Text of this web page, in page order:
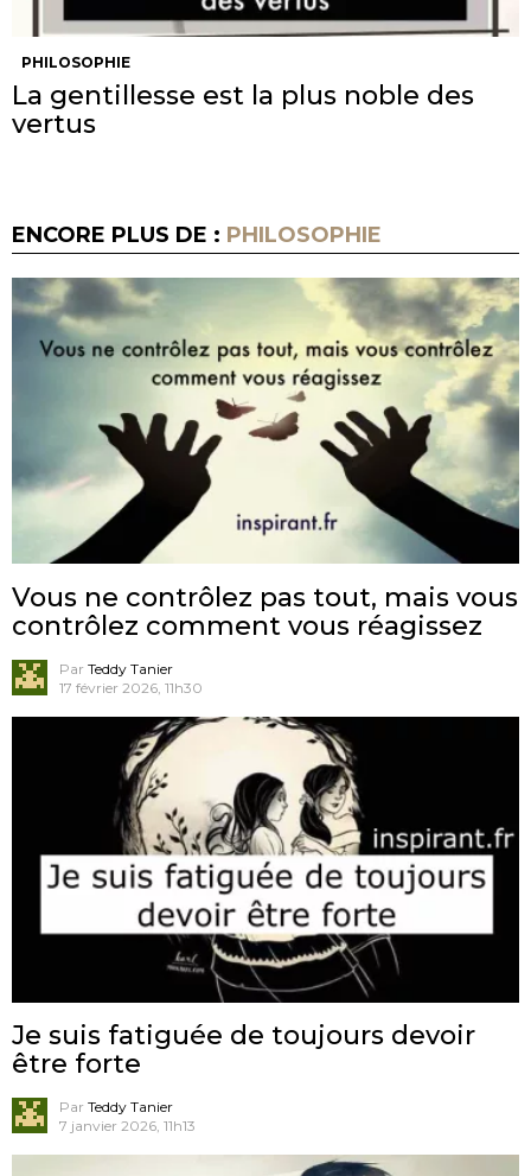
PHILOSOPHIE
La gentillesse est la plus noble des
vertus
ENCORE PLUS DE : PHILOSOPHIE
Vous ne contrôlez pas tout, mais vous
contrôlez comment vous réagissez
Par Teddy Tanier
17 février 2026, 11h30
Je suis fatiguée de toujours devoir
être forte
Par Teddy Tanier
7 janvier 2026, 11h13